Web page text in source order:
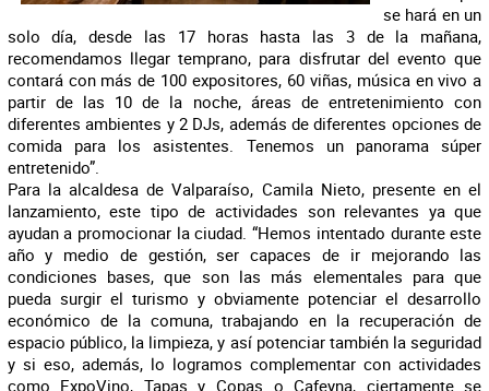
se hará en un
solo día, desde las 17 horas hasta las 3 de la mañana,
recomendamos llegar temprano, para disfrutar del evento que
contará con más de 100 expositores, 60 viñas, música en vivo a
partir de las 10 de la noche, áreas de entretenimiento con
diferentes ambientes y 2 DJs, además de diferentes opciones de
comida para los asistentes. Tenemos un panorama súper
entretenido”.
Para la alcaldesa de Valparaíso, Camila Nieto, presente en el
lanzamiento, este tipo de actividades son relevantes ya que
ayudan a promocionar la ciudad. “Hemos intentado durante este
año y medio de gestión, ser capaces de ir mejorando las
condiciones bases, que son las más elementales para que
pueda surgir el turismo y obviamente potenciar el desarrollo
económico de la comuna, trabajando en la recuperación de
espacio público, la limpieza, y así potenciar también la seguridad
y si eso, además, lo logramos complementar con actividades
como ExpoVino, Tapas y Copas o Cafeyna, ciertamente se